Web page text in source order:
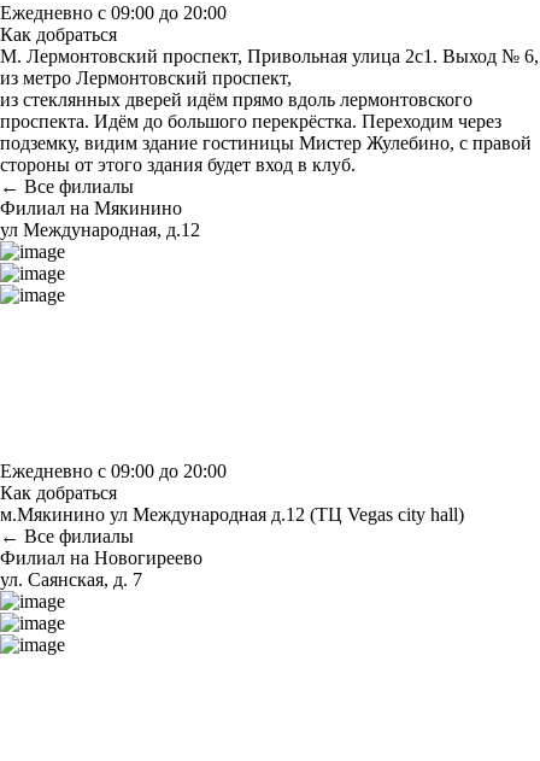
Ежедневно с 09:00 до 20:00
Как добраться
М. Лермонтовский проспект, Привольная улица 2с1. Выход № 6,
из метро Лермонтовский проспект,
из стеклянных дверей идём прямо вдоль лермонтовского
проспекта. Идём до большого перекрёстка. Переходим через
подземку, видим здание гостиницы Мистер Жулебино, с правой
стороны от этого здания будет вход в клуб.
← Все филиалы
Филиал на Мякинино
ул Международная, д.12
Ежедневно с 09:00 до 20:00
Как добраться
м.Мякинино ул Международная д.12 (ТЦ Vegas city hall)
← Все филиалы
Филиал на Новогиреево
ул. Саянская, д. 7